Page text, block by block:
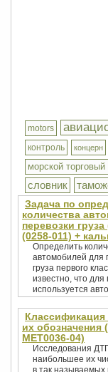
motors
контроль концерн
морской торговый
словник
Задача по
количества
перевозки груза
(0258-011) +
Определить
автомобилей для
груза первого
известно, что для
используется
их обозначения
MET0036-04)
Исследования
наибольшее их